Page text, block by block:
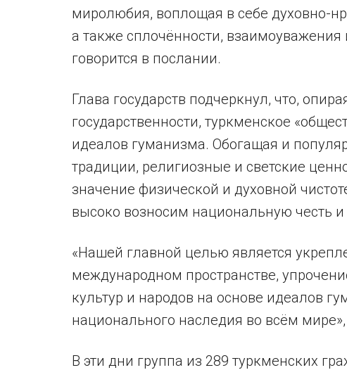
миролюбия, воплощая в себе духовно-
а также сплочённости, взаимоуважения
говорится в послании.
Глава государств подчеркнул, что,
государственности, туркменское
идеалов гуманизма. Обогащая и
традиции, религиозные и светские
значение физической и духовной
высоко возносим национальную честь и
«Нашей главной целью является
международном пространстве,
культур и народов на основе идеалов
национального наследия во всём
В эти дни группа из 289 туркменских